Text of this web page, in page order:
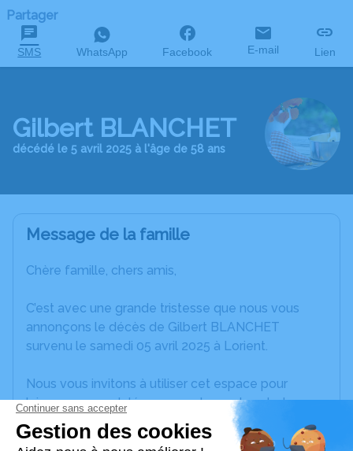
Partager
SMS WhatsApp Facebook E-mail Lien
Gilbert BLANCHET
décédé le 5 avril 2025 à l'âge de 58 ans
Message de la famille
Chère famille, chers amis,
C’est avec une grande tristesse que nous vous
annonçons le décès de Gilbert BLANCHET
survenu le samedi 05 avril 2025 à Lorient.
Nous vous invitons à utiliser cet espace pour
laisser vos condoléances, partager des photos
souvenirs, une anecdote ou exprimer vos pensées
à travers des poèmes ou des textes. Cet endroit